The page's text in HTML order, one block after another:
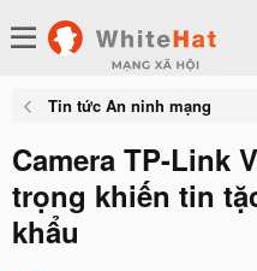
Tin tức An ninh mạng
Camera TP-Link
trọng khiến tin
khẩu